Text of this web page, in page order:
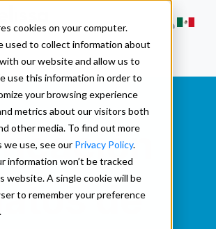
cookies on your computer.
used to collect information about
our website and allow us to
use this information in order to
your browsing experience
metrics about our visitors both
other media. To find out more
use, see our Privacy Policy.
information won’t be tracked
website. A single cookie will be
to remember your preference
de